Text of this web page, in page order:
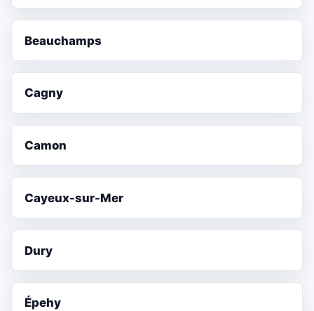
Beauchamps
Cagny
Camon
Cayeux-sur-Mer
Dury
Épehy